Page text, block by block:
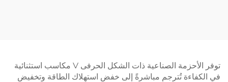
توفر الأحزمة الصناعية ذات الشكل الحرفى V مكاسب استثنائية
في الكفاءة تُترجم مباشرةً إلى خفض استهلاك الطاقة وتخفيض